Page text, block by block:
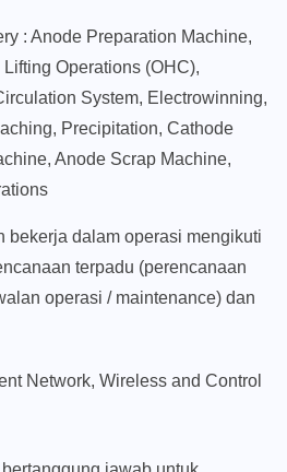
: Anode Preparation Machine,
Operations (OHC),
System, Electrowinning,
Precipitation, Cathode
Anode Scrap Machine,
bekerja dalam operasi mengikuti
terpadu (perencanaan
operasi / maintenance) dan
Network, Wireless and Control